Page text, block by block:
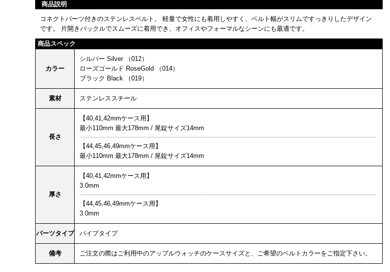
商品説明
コネクトパーツ付きのステンレスベルト。 軽量で女性にも着用しやすく、ベルト幅がスリムですっきりしたデザイン
です。 片開きバックルでスムーズに着用でき、オフィスやフォーマルなシーンにも最適です。
商品スペック
カラー
シルバー Silver （012）
ローズゴールド RoseGold （014）
ブラック Black （019）
素材 ステンレススチール
長さ
【40,41,42mmケース用】
最小110mm 最大178mm / 尾錠サイズ14mm
【44,45,46,49mmケース用】
最小110mm 最大178mm / 尾錠サイズ14mm
厚さ
【40,41,42mmケース用】
3.0mm
【44,45,46,49mmケース用】
3.0mm
パーツタイプ パイプタイプ
備考 ご注文の際はご利用中のアップルウォッチのケースサイズと、ご希望のベルトカラーをご指定下さい。